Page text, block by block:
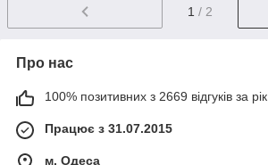
1 / 2
Про нас
100% позитивних з 2669 відгуків за рік
Працює з 31.07.2015
м. Одеса